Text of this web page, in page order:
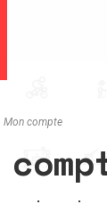
Mon compte